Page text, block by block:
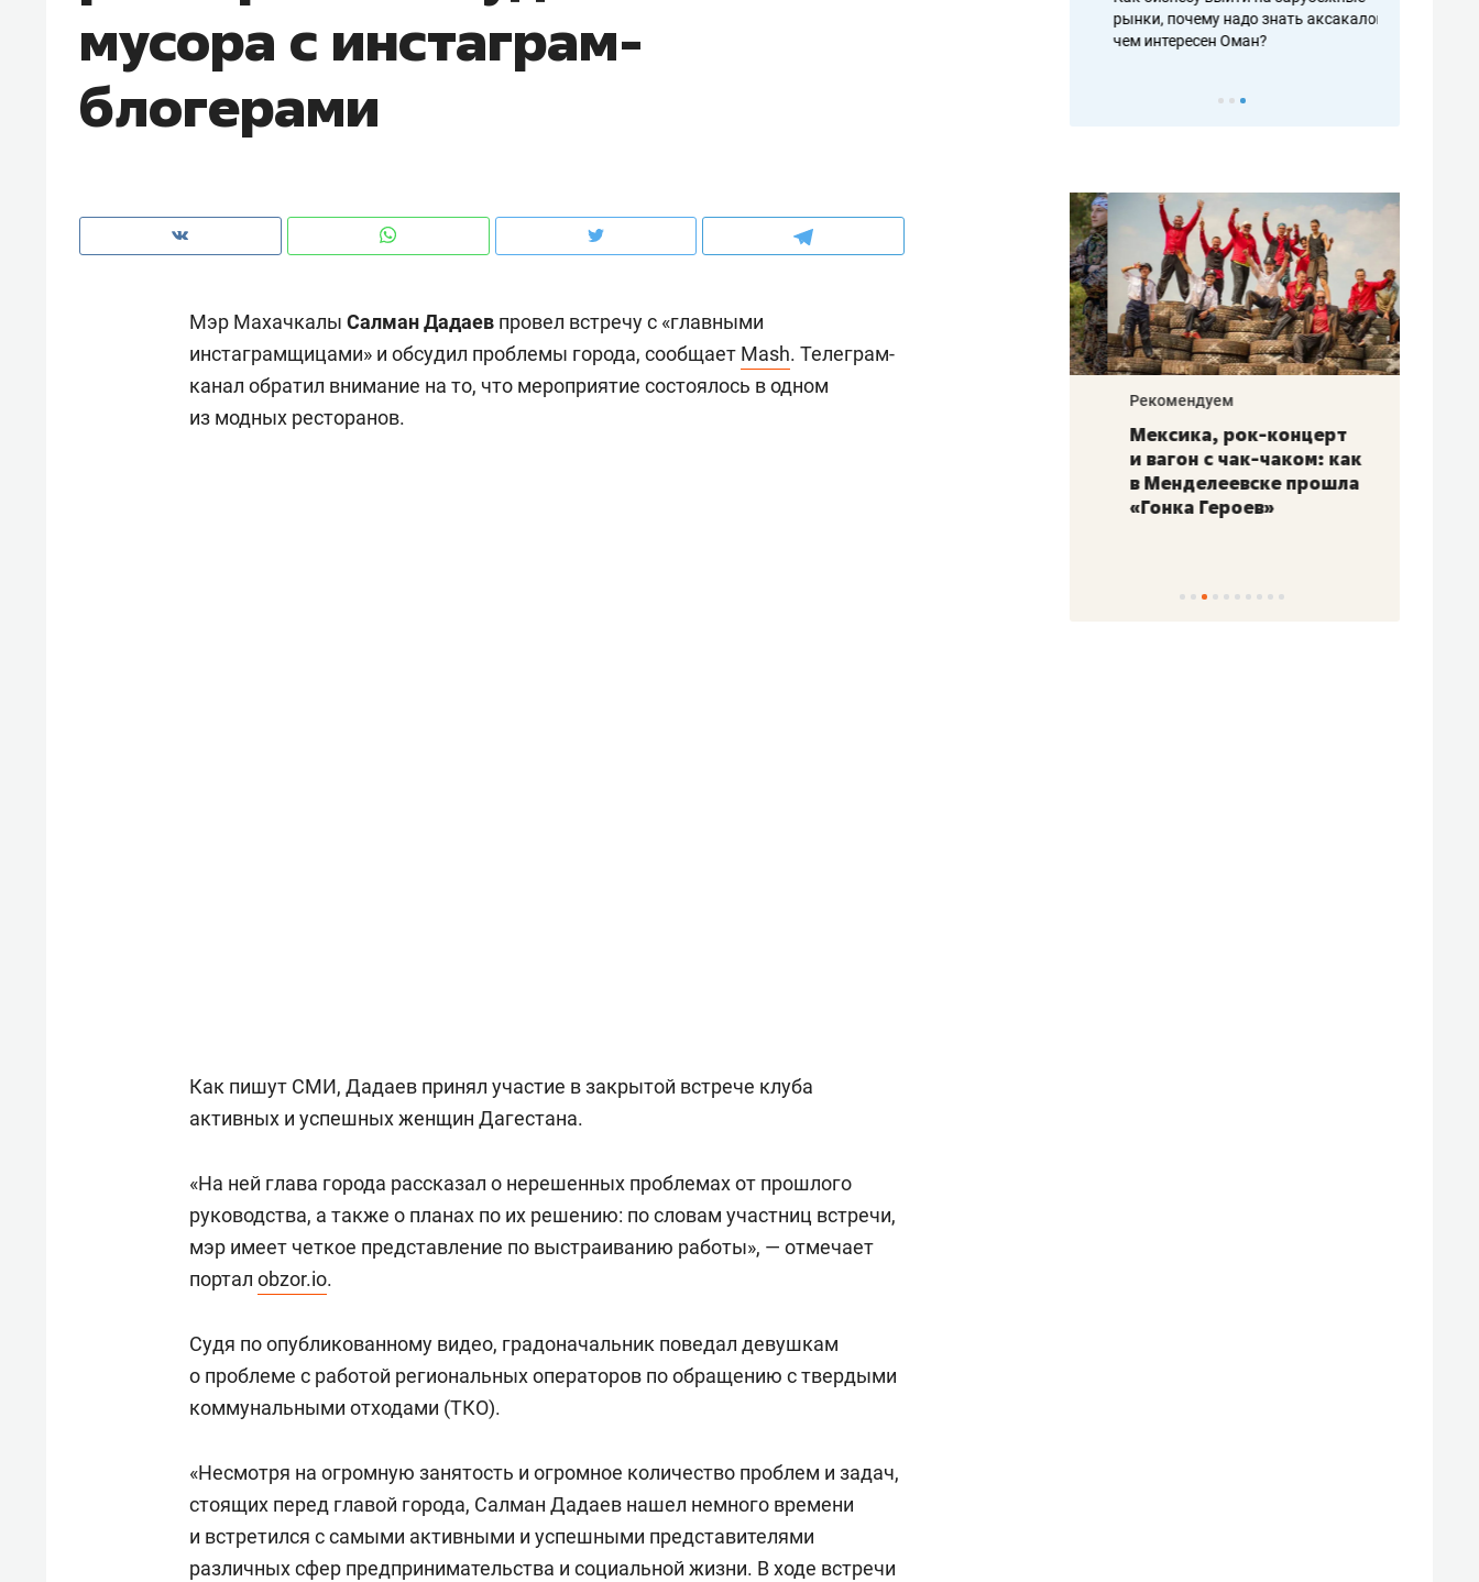
мусора с инстаграм-
блогерами
Мэр Махачкалы Салман Дадаев провел встречу с «главными
инстаграмщицами» и обсудил проблемы города, сообщает Mash. Телеграм-
канал обратил внимание на то, что мероприятие состоялось в одном
из модных ресторанов.
Как пишут СМИ, Дадаев принял участие в закрытой встрече клуба
активных и успешных женщин Дагестана.
«На ней глава города рассказал о нерешенных проблемах от прошлого
руководства, а также о планах по их решению: по словам участниц встречи,
мэр имеет четкое представление по выстраиванию работы», — отмечает
портал obzor.io.
Судя по опубликованному видео, градоначальник поведал девушкам
о проблеме с работой региональных операторов по обращению с твердыми
коммунальными отходами (ТКО).
«Несмотря на огромную занятость и огромное количество проблем и задач,
стоящих перед главой города, Салман Дадаев нашел немного времени
и встретился с самыми активными и успешными представителями
различных сфер предпринимательства и социальной жизни. В ходе встречи
чем интересен Оман?
клиентах и чудных запросах мастеров
рынки, почему надо знать аксакалов и
чем интересен Оман?
Как ГК «МИР ГРУПП» и ВТБ
Рекомендуем Рекомендуем Рекомендуем
Мексика, рок-концерт
и вагон с чак-чаком: как
в Менделеевске прошла
«Гонка Героев»